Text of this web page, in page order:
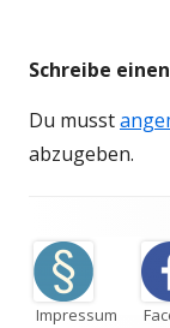
Schreibe
Du musst
abzugeben.
Inhalt
Impressum